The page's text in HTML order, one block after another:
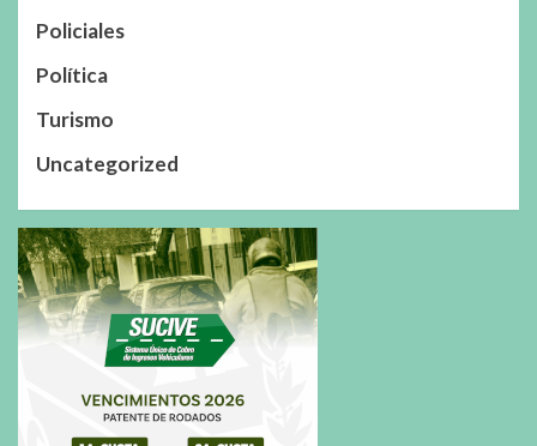
Policiales
Política
Turismo
Uncategorized